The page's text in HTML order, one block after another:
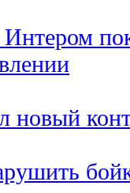
Интером
новый